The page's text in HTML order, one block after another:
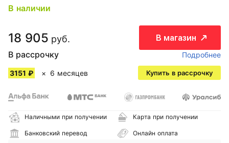
В наличии
18 905 руб. В магазин
В рассрочку Подробнее
3151 ₽ 6 месяцев Купить в рассрочку
Наличными при получении Карта при получении
Банковский перевод Онлайн оплата